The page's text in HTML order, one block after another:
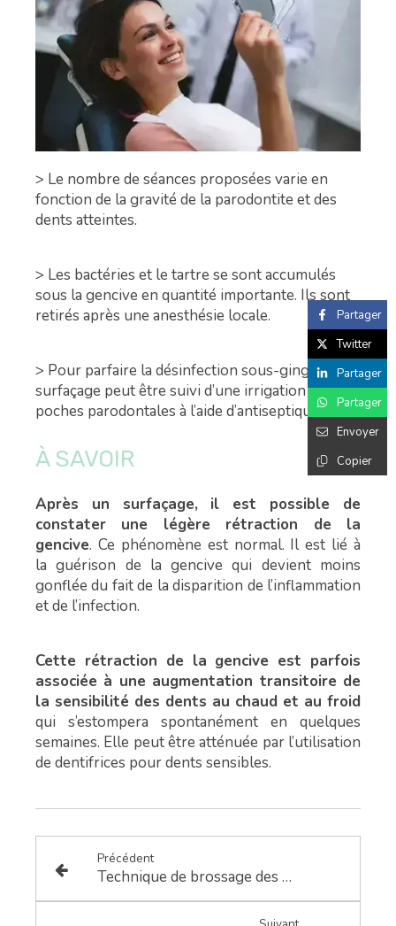
> Le nombre de séances proposées varie en
fonction de la gravité de la parodontite et des
dents atteintes.
> Les bactéries et le tartre se sont accumulés
sous la gencive en quantité importante. Ils sont
retirés après une anesthésie locale.
> Pour parfaire la désinfection sous-gingivale, le
surfaçage peut être suivi d’une irrigation des
poches parodontales à l’aide d’antiseptiques.
À SAVOIR
Après un surfaçage, il est possible de
constater une légère rétraction de la
gencive. Ce phénomène est normal. Il est lié à
la guérison de la gencive qui devient moins
gonflée du fait de la disparition de l’inflammation
et de l’infection.
Cette rétraction de la gencive est parfois
associée à une augmentation transitoire de
la sensibilité des dents au chaud et au froid
qui s’estompera spontanément en quelques
semaines. Elle peut être atténuée par l’utilisation
de dentifrices pour dents sensibles.
Précédent
Technique de brossage des dents
Partager
Twitter
Partager
Partager
Envoyer
Copier